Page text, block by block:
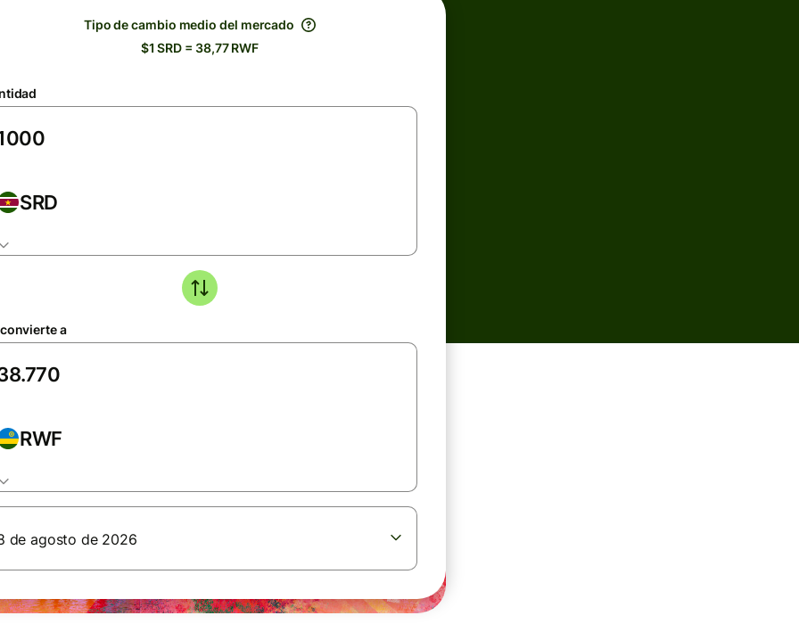
Tipo de cambio medio del mercado
$1 SRD = 38,77 RWF
SRD
a
RWF
de agosto de 2026